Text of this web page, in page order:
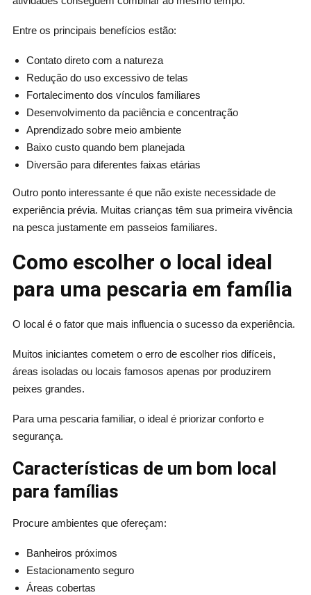
Entre os principais benefícios estão:
Contato direto com a natureza
Redução do uso excessivo de telas
Fortalecimento dos vínculos familiares
Desenvolvimento da paciência e concentração
Aprendizado sobre meio ambiente
Baixo custo quando bem planejada
Diversão para diferentes faixas etárias
Outro ponto interessante é que não existe necessidade de
experiência prévia. Muitas crianças têm sua primeira vivência
na pesca justamente em passeios familiares.
Como escolher o local ideal
para uma pescaria em família
O local é o fator que mais influencia o sucesso da experiência.
Muitos iniciantes cometem o erro de escolher rios difíceis,
áreas isoladas ou locais famosos apenas por produzirem
peixes grandes.
Para uma pescaria familiar, o ideal é priorizar conforto e
segurança.
Características de um bom local
para famílias
Procure ambientes que ofereçam:
Banheiros próximos
Estacionamento seguro
Áreas cobertas